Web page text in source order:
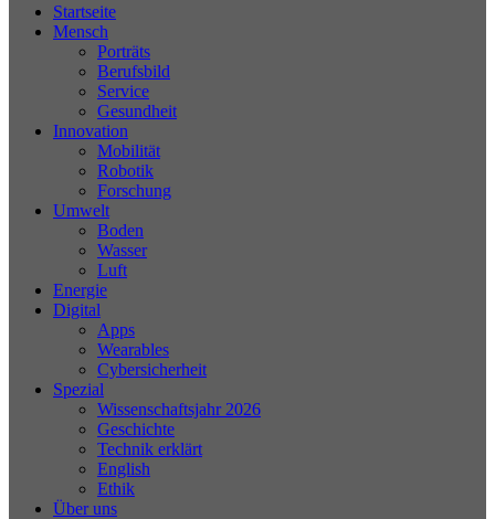
Startseite
Mensch
Porträts
Berufsbild
Service
Gesundheit
Innovation
Mobilität
Robotik
Forschung
Umwelt
Boden
Wasser
Luft
Energie
Digital
Apps
Wearables
Cybersicherheit
Spezial
Wissenschaftsjahr 2026
Geschichte
Technik erklärt
English
Ethik
Über uns